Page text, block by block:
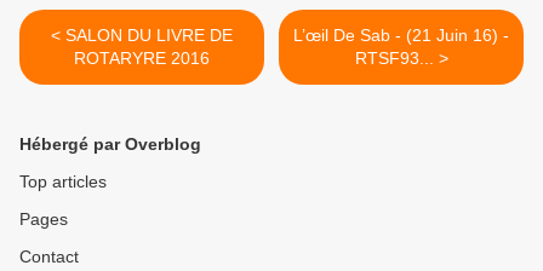
< SALON DU LIVRE DE
ROTARYRE 2016
L’œil De Sab - (21 Juin 16) -
RTSF93... >
Hébergé par Overblog
Top articles
Pages
Contact